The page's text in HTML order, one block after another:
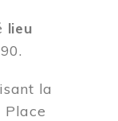
lieu
la